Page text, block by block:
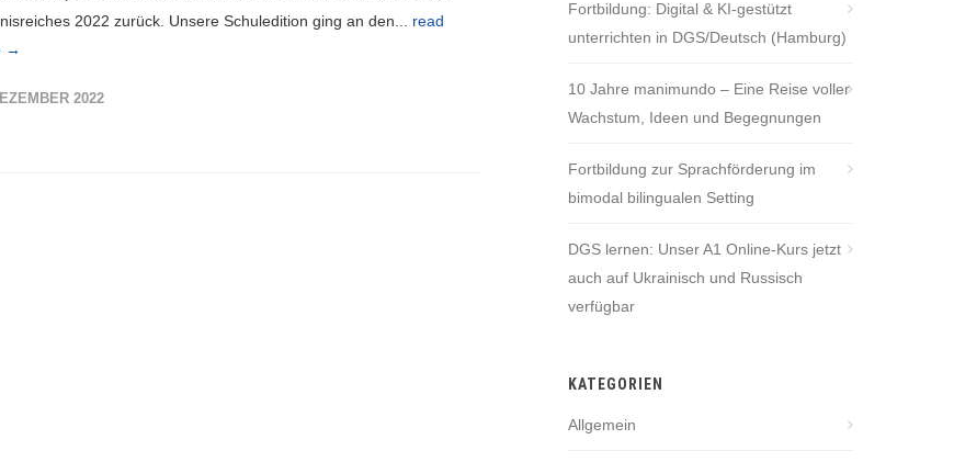
2022 zurück. Unsere Schuledition ging an den... read
→
2022
Fortbildung: Digital & KI-gestützt
unterrichten in DGS/Deutsch (Hamburg)
10 Jahre manimundo – Eine Reise voller
Wachstum, Ideen und Begegnungen
Fortbildung zur Sprachförderung im
bimodal bilingualen Setting
DGS lernen: Unser A1 Online-Kurs jetzt
auch auf Ukrainisch und Russisch
verfügbar
KATEGORIEN
Allgemein